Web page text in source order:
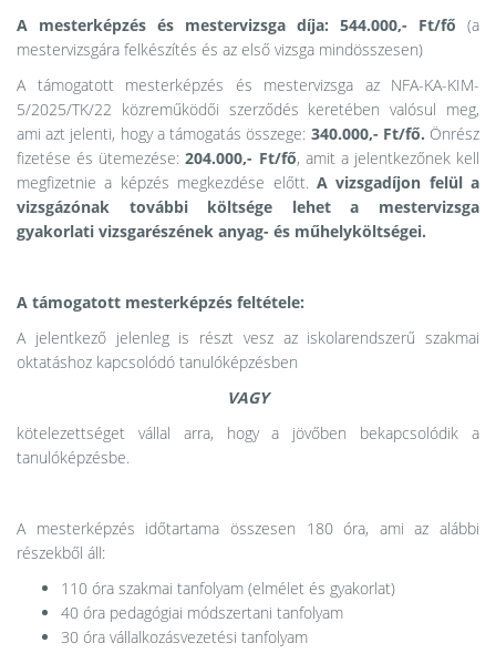
A mesterképzés és mestervizsga díja: 544.000,- Ft/fő (a
mestervizsgára felkészítés és az első vizsga mindösszesen)
A támogatott mesterképzés és mestervizsga az NFA-KA-KIM-
5/2025/TK/22 közreműködői szerződés keretében valósul meg,
ami azt jelenti, hogy a támogatás összege: 340.000,- Ft/fő. Önrész
fizetése és ütemezése:204.000,- Ft/fő, amit a jelentkezőnek kell
megfizetnie a képzés megkezdése előtt. A vizsgadíjon felül a
vizsgázónak további költsége lehet a mestervizsga
gyakorlati vizsgarészének anyag- és műhelyköltségei.
A támogatott mesterképzés feltétele:
A jelentkező jelenleg is részt vesz az iskolarendszerű szakmai
oktatáshoz kapcsolódó tanulóképzésben
VAGY
kötelezettséget vállal arra, hogy a jövőben bekapcsolódik a
tanulóképzésbe.
A mesterképzés időtartama összesen 180 óra, ami az alábbi
részekből áll:
110 óra szakmai tanfolyam (elmélet és gyakorlat)
40 óra pedagógiai módszertani tanfolyam
30 óra vállalkozásvezetési tanfolyam